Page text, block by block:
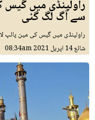
راولپنڈی میں گیس
سے آگ لگ گئی
راولپنڈی میں گیس کی مین پائپ
شائع14 اپريل 2021 08:34am